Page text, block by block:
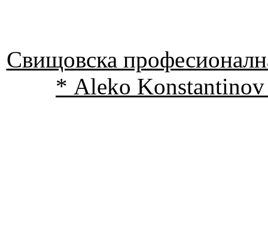
Свищовска
* Aleko